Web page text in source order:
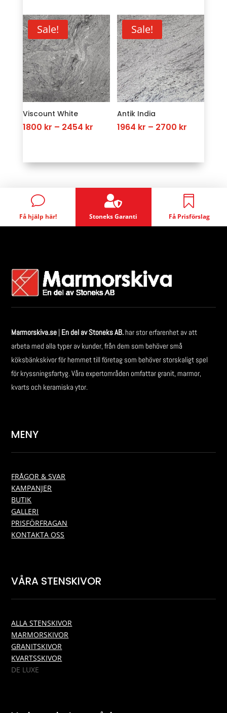
3273 kr
through
4254 kr
3273 kr.2291 kr.
Sale!
Viscount White
1800 kr – 2454 krPrice
through
Sale!
Antik India
1964 kr – 2700 kr
through
v
Få hjälp här!

Stoneks Garanti

Få Prisförslag
Marmorskiva.se | En del av Stoneks AB.har stor erfarenhet av att
arbeta med alla typer av kunder, från dem som behöver små
köksbänkskivor för hemmet till företag som behöver storskaligt spel
för kryssningsfartyg. Våra expertområden omfattar granit, marmor,
kvarts och keramiska ytor.
MENY
FRÅGOR & SVAR
KAMPANJER
BUTIK
GALLERI
PRISFÖRFRAGAN
KONTAKTA OSS
VÅRA STENSKIVOR
ALLA STENSKIVOR
MARMORSKIVOR
GRANITSKIVOR
KVARTSSKIVOR
DE LUXE